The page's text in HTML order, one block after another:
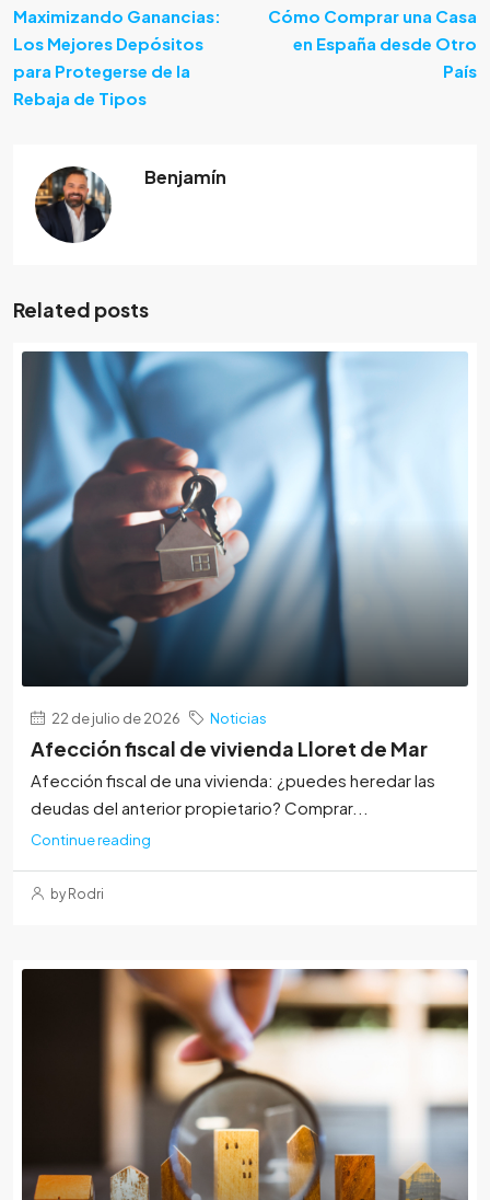
Maximizando Ganancias:
Los Mejores Depósitos
para Protegerse de la
Rebaja de Tipos
Cómo Comprar una Casa
en España desde Otro
País
Benjamín
Related posts
22 de julio de 2026 Noticias
Afección fiscal de vivienda Lloret de Mar
Afección fiscal de una vivienda: ¿puedes heredar las
deudas del anterior propietario? Comprar...
Continue reading
by Rodri